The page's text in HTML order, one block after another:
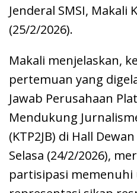
Jenderal SMSI, Makali
(25/2/2026).
Makali menjelaskan,
pertemuan yang
Jawab Perusahaan
Mendukung
(KTP2JB) di Hall
Selasa (24/2/2026),
partisipasi memenuhi